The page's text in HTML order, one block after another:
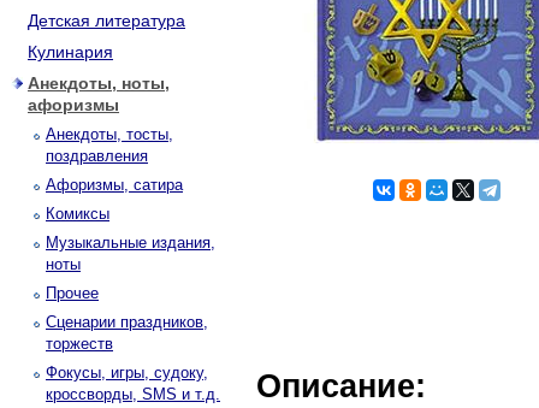
Детская литература
Кулинария
Анекдоты, ноты,
афоризмы
Анекдоты, тосты,
поздравления
Афоризмы, сатира
Комиксы
Музыкальные издания,
ноты
Прочее
Сценарии праздников,
торжеств
Фокусы, игры, судоку,
кроссворды, SMS и т.д.
Описание: